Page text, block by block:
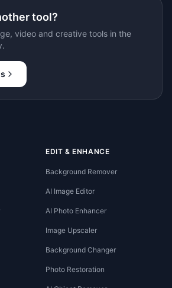
tool?
video and creative tools in the
EDIT & ENHANCE
Background Remover
AI Image Editor
AI Photo Enhancer
Image Upscaler
Background Changer
Photo Restoration